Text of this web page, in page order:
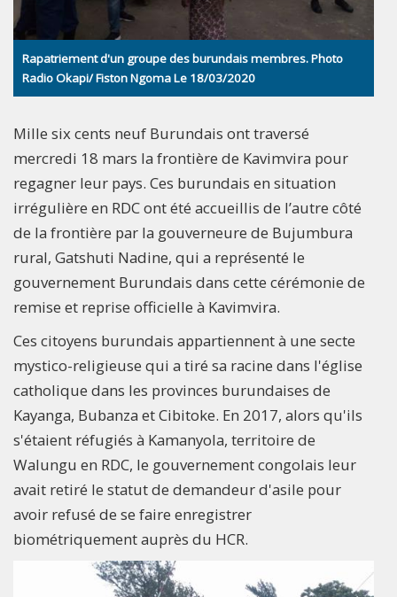
Rapatriement d'un groupe des burundais membres. Photo
Radio Okapi/ Fiston Ngoma Le 18/03/2020
Mille six cents neuf Burundais ont traversé
mercredi 18 mars la frontière de Kavimvira pour
regagner leur pays. Ces burundais en situation
irrégulière en RDC ont été accueillis de l’autre côté
de la frontière par la gouverneure de Bujumbura
rural, Gatshuti Nadine, qui a représenté le
gouvernement Burundais dans cette cérémonie de
remise et reprise officielle à Kavimvira.
Ces citoyens burundais appartiennent à une secte
mystico-religieuse qui a tiré sa racine dans l'église
catholique dans les provinces burundaises de
Kayanga, Bubanza et Cibitoke. En 2017, alors qu'ils
s'étaient réfugiés à Kamanyola, territoire de
Walungu en RDC, le gouvernement congolais leur
avait retiré le statut de demandeur d'asile pour
avoir refusé de se faire enregistrer
biométriquement auprès du HCR.